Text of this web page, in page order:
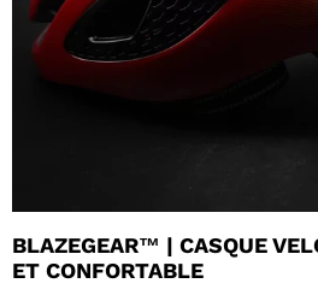
BLAZEGEAR™ | CASQUE
ET CONFORTABLE